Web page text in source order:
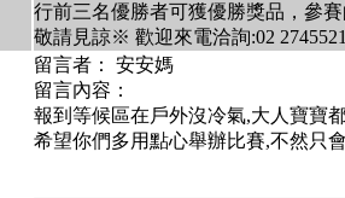
行前三名優勝者可獲優勝獎品，參
敬請見諒※ 歡迎來電洽詢:02
留言者： 安安媽
留言內容：
報到等候區在戶外沒冷氣,大人寶寶
希望你們多用點心舉辦比賽,不然只